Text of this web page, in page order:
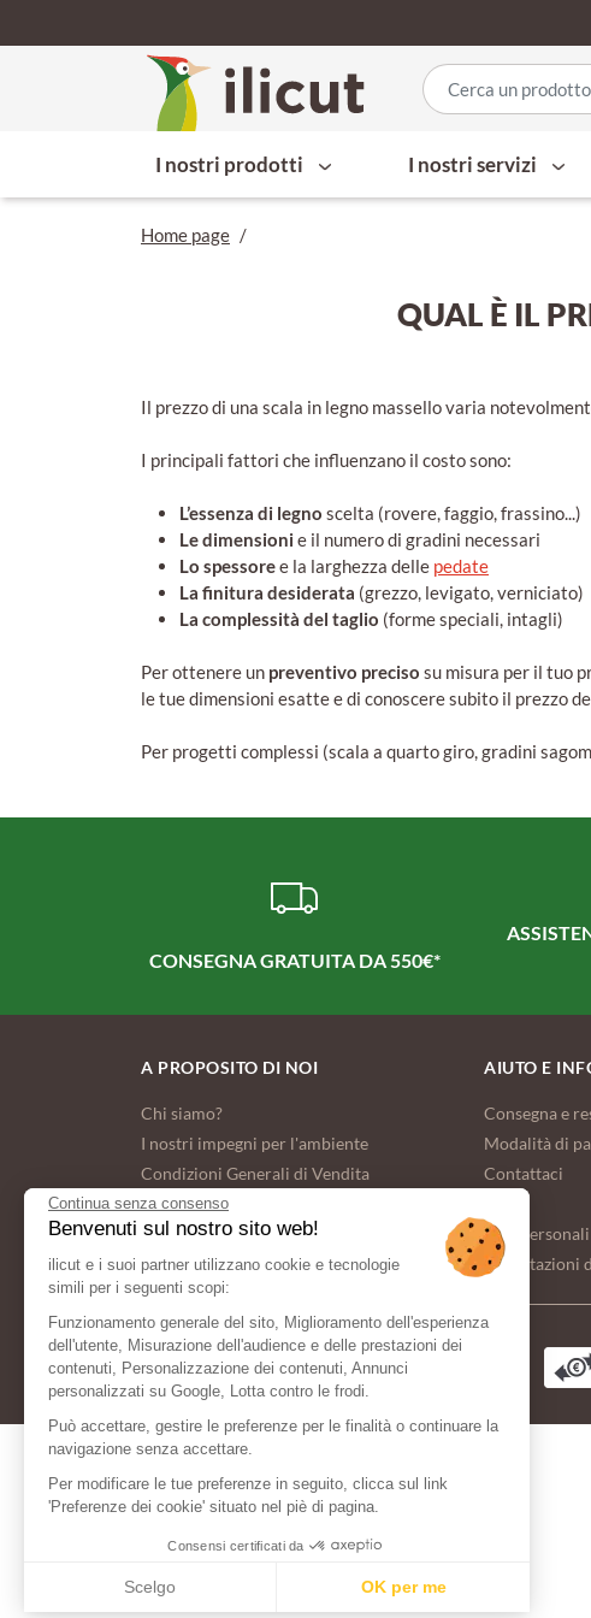
Continua senza consenso
Benvenuti sul nostro sito web!
ilicut e i suoi partner utilizzano cookie e tecnologie
simili per i seguenti scopi:
Funzionamento generale del sito, Miglioramento dell'esperienza
dell'utente, Misurazione dell'audience e delle prestazioni dei
contenuti, Personalizzazione dei contenuti, Annunci
personalizzati su Google, Lotta contro le frodi.
Può accettare, gestire le preferenze per le finalità o continuare la
navigazione senza accettare.
Per modificare le tue preferenze in seguito, clicca sul link
'Preferenze dei cookie' situato nel piè di pagina.
Consensi certificati da
Scelgo OK per me
I nostri prodotti I nostri servizi
Home page /
QUAL È IL
Il prezzo di una scala in legno massello varia
I principali fattori che influenzano il costo sono:
L’essenza di legno scelta (rovere, faggio, frassino...)
Le dimensioni e il numero di gradini necessari
Lo spessoree la larghezza delle pedate
La finitura desiderata (grezzo, levigato, verniciato)
La complessità del taglio (forme speciali, intagli)
Per ottenere un preventivo preciso su misura per il tuo
le tue dimensioni esatte e di conoscere subito il prezzo
Per progetti complessi (scala a quarto giro, gradini
CONSEGNA GRATUITA DA 550€*
A PROPOSITO DI NOI
Chi siamo?
I nostri impegni per l'ambiente
Condizioni Generali di Vendita
AIUTO E
Consegna e
Modalità di
Contattaci
Dati personali
Impostazioni
METODO DI
PAGAMENTO